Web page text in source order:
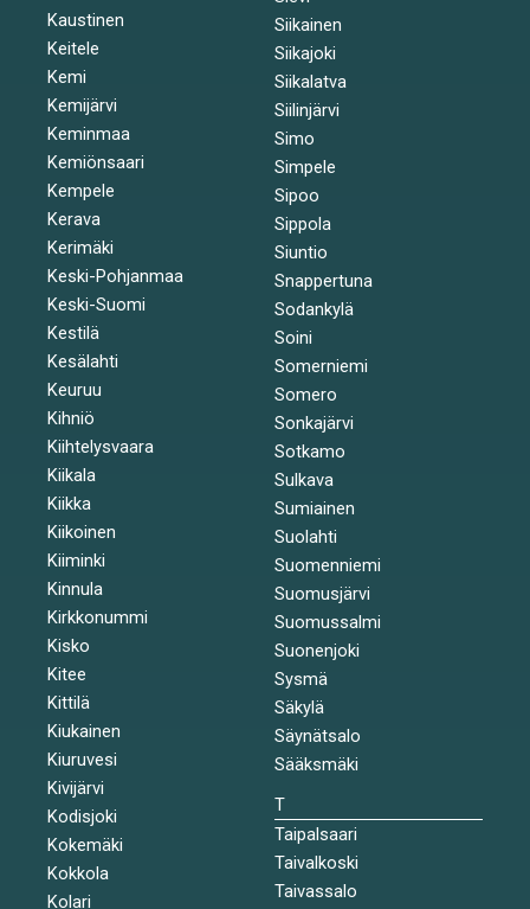
Kaustinen
Keitele
Kemi
Kemijärvi
Keminmaa
Kemiönsaari
Kempele
Kerava
Kerimäki
Keski-Pohjanmaa
Keski-Suomi
Kestilä
Kesälahti
Keuruu
Kihniö
Kiihtelysvaara
Kiikala
Kiikka
Kiikoinen
Kiiminki
Kinnula
Kirkkonummi
Kisko
Kitee
Kittilä
Kiukainen
Kiuruvesi
Kivijärvi
Kodisjoki
Kokemäki
Kokkola
Kolari
Siikainen
Siikajoki
Siikalatva
Siilinjärvi
Simo
Simpele
Sipoo
Sippola
Siuntio
Snappertuna
Sodankylä
Soini
Somerniemi
Somero
Sonkajärvi
Sotkamo
Sulkava
Sumiainen
Suolahti
Suomenniemi
Suomusjärvi
Suomussalmi
Suonenjoki
Sysmä
Säkylä
Säynätsalo
Sääksmäki
T
Taipalsaari
Taivalkoski
Taivassalo